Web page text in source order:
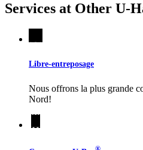
Services at Other U-
Libre-entreposage
Nous offrons la plus grande
Nord!